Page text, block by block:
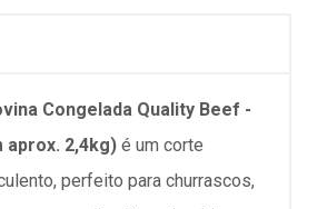
Congelada Quality Beef -
aprox. 2,4kg) é um corte
perfeito para churrascos,